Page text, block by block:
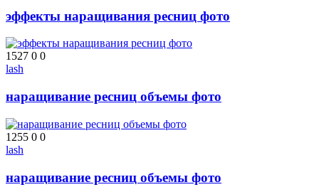
эффекты наращивания ресниц фото
1527 0 0
lash
наращивание ресниц объемы фото
1255 0 0
lash
наращивание ресниц объемы фото